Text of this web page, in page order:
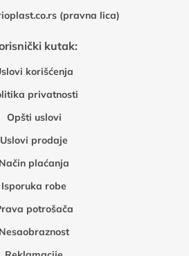
(pravna lica)
kutak:
korišćenja
privatnosti
Opšti uslovi
Uslovi prodaje
Način plaćanja
Isporuka robe
potrošača
Nesaobraznost